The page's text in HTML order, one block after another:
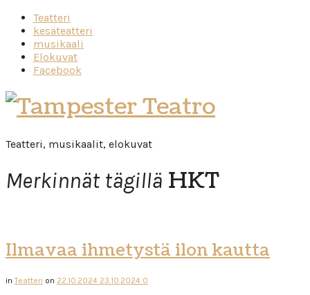
Teatteri
kesäteatteri
musikaali
Elokuvat
Facebook
Tampester
Teatro
Teatteri, musikaalit, elokuvat
Merkinnät tägillä HKT
Ilmavaa ihmetystä ilon kautta
inTeatteri on 22.10.2024 23.10.2024 0